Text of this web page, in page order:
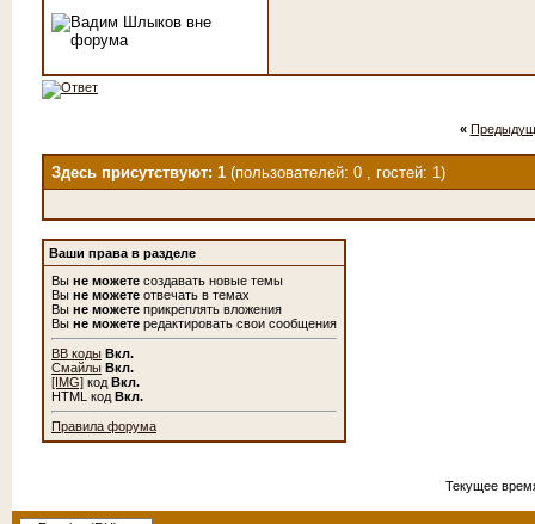
«
Здесь присутствуют: 1 (пользователей: 0 , гостей: 1)
Ваши права в разделе
Вы не можете создавать новые темы
Вы не можете отвечать в темах
Вы не можете прикреплять вложения
Вы не можете редактировать свои сообщения
BB коды Вкл.
Смайлы Вкл.
[IMG] код Вкл.
HTML код Вкл.
Правила форума
Текущее